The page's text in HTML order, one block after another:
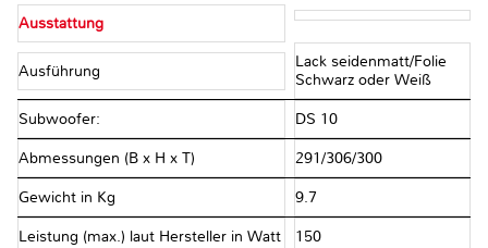
Ausstattung
Ausführung
Lack seidenmatt/Folie
Schwarz oder Weiß
Subwoofer: DS 10
Abmessungen (B x H x T) 291/306/300
Gewicht in Kg 9.7
Leistung (max.) laut Hersteller in Watt 150